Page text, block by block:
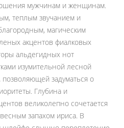
мужчинам и женщинам.
теплым звучанием и
магическим
акцентов фиалковых
альдегидных нот
изумительной лесной
задуматься о
Глубина и
великолепно сочетается
запахом ириса. В